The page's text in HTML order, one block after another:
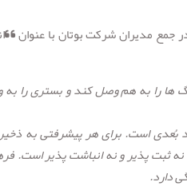
در جمع مدیران شرکت بوتان با عنوان
ها را به هم وصل کند و بستری را
است. برای هر پیشرفتی به
ثبت پذیر و نه انباشت پذیر است.
دارد.